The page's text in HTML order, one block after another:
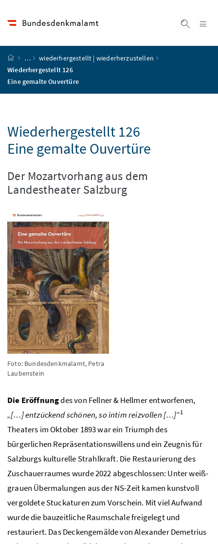
Startseite
…
wiederhergestellt | wiederherzustellen
Wiederhergestellt 126
Eine gemalte Ouvertüre
Wiederhergestellt 126
Eine gemalte Ouvertüre
Der Mozartvorhang aus dem
Landestheater Salzburg
Foto: Bundesdenkmalamt, Petra
Laubenstein
Die Eröffnungdes von Fellner & Hellmer entworfenen,
„[…] entzückend schönen, so intim reizvollen […]“1
Theaters im Oktober 1893 war ein Triumph des
bürgerlichen Repräsentationswillens und ein Zeugnis für
Salzburgs kulturelle Strahlkraft. Die Restaurierung des
Zuschauerraumes wurde 2022 abgeschlossen: Unter weiß-
grauen Übermalungen aus der NS-Zeit kamen kunstvoll
vergoldete Stuckaturen zum Vorschein. Mit viel Aufwand
wurde die bauzeitliche Raumschale freigelegt und
restauriert. Das Deckengemälde von Alexander Demetrius